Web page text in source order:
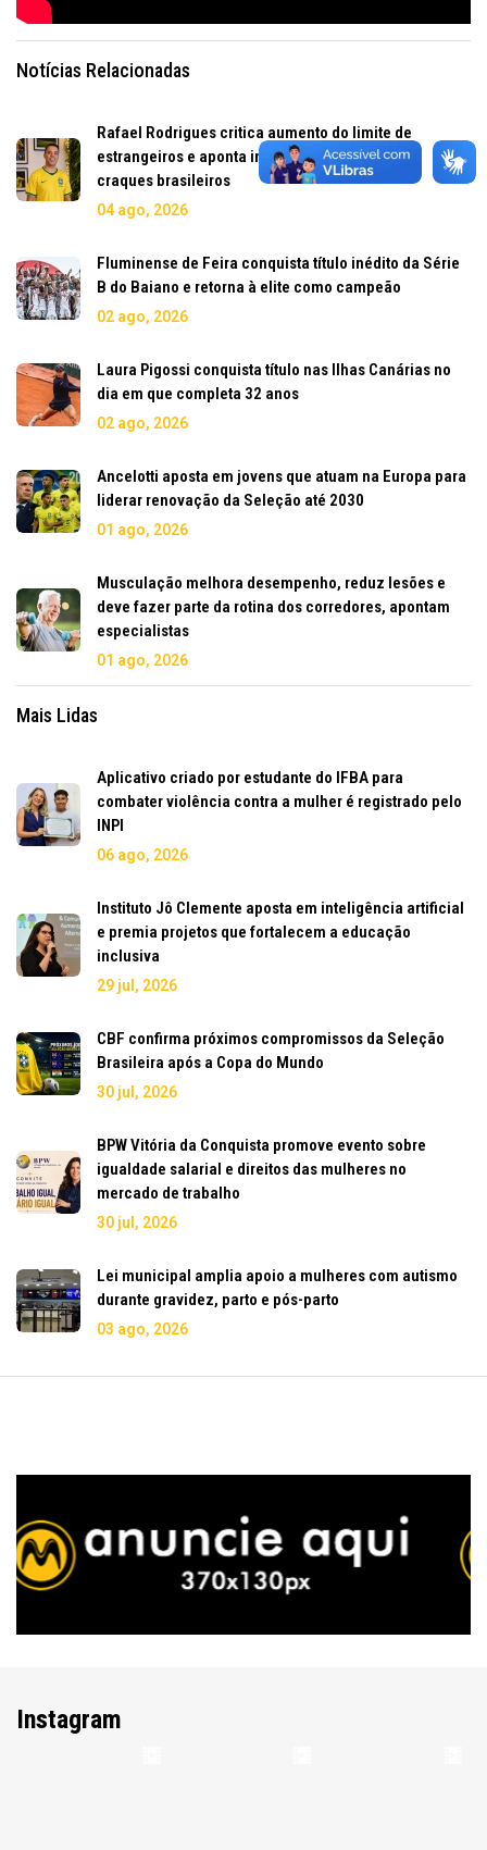
Notícias Relacionadas
Rafael Rodrigues critica aumento do limite de
estrangeiros e aponta impacto na formação de
craques brasileiros
04 ago, 2026
Fluminense de Feira conquista título inédito da Série
B do Baiano e retorna à elite como campeão
02 ago, 2026
Laura Pigossi conquista título nas Ilhas Canárias no
dia em que completa 32 anos
02 ago, 2026
Ancelotti aposta em jovens que atuam na Europa para
liderar renovação da Seleção até 2030
01 ago, 2026
Musculação melhora desempenho, reduz lesões e
deve fazer parte da rotina dos corredores, apontam
especialistas
01 ago, 2026
Mais Lidas
Aplicativo criado por estudante do IFBA para
combater violência contra a mulher é registrado pelo
INPI
06 ago, 2026
Instituto Jô Clemente aposta em inteligência artificial
e premia projetos que fortalecem a educação
inclusiva
29 jul, 2026
CBF confirma próximos compromissos da Seleção
Brasileira após a Copa do Mundo
30 jul, 2026
BPW Vitória da Conquista promove evento sobre
igualdade salarial e direitos das mulheres no
mercado de trabalho
30 jul, 2026
Lei municipal amplia apoio a mulheres com autismo
durante gravidez, parto e pós-parto
03 ago, 2026
Instagram